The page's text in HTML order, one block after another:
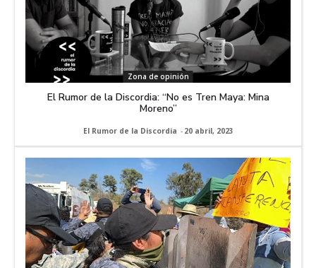
Zona de opinión
El Rumor de la Discordia: “No es Tren Maya: Mina
Moreno”
El Rumor de la Discordia - 20 abril, 2023